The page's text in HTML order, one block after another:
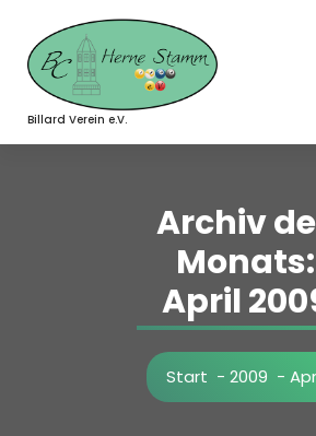
Inhalt
springen
Billard Verein e.V.
Archiv
Monats:
April
Start - 2009 -